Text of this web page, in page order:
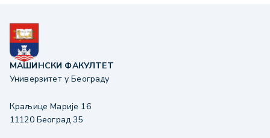
МАШИНСКИ ФАКУЛТЕТ
Универзитет у Београду
Краљице Марије 16
11120 Београд 35